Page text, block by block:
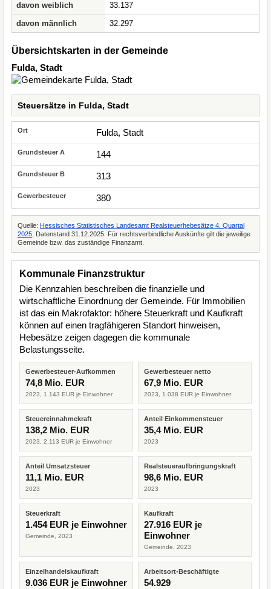
davon weiblich
33.137
davon männlich
32.297
Übersichtskarten in der Gemeinde
Fulda, Stadt
Steuersätze in Fulda, Stadt
Fulda, Stadt
144
313
380
Quelle: Hessisches Statistisches Landesamt Realsteuerhebesätze 4. Quartal
2025 , Datenstand 31.12.2025. Für rechtsverbindliche Auskünfte gilt die jeweilige
Gemeinde bzw. das zuständige Finanzamt.
Kommunale Finanzstruktur
Die Kennzahlen beschreiben die finanzielle und
wirtschaftliche Einordnung der Gemeinde. Für Immobilien
ist das ein Makrofaktor: höhere Steuerkraft und Kaufkraft
können auf einen tragfähigeren Standort hinweisen,
Hebesätze zeigen dagegen die kommunale
Belastungsseite.
Gewerbesteuer-Aufkommen
74,8 Mio. EUR
2023, 1.143 EUR je Einwohner
Gewerbesteuer netto
67,9 Mio. EUR
2023, 1.038 EUR je Einwohner
Steuereinnahmekraft
138,2 Mio. EUR
2023, 2.113 EUR je Einwohner
Anteil Einkommensteuer
35,4 Mio. EUR
2023
Anteil Umsatzsteuer
11,1 Mio. EUR
2023
Realsteueraufbringungskraft
98,6 Mio. EUR
2023
Steuerkraft
1.454 EUR je Einwohner
Gemeinde, 2023
Kaufkraft
27.916 EUR je
Einwohner
Gemeinde, 2023
Einzelhandelskaufkraft
9.036 EUR je Einwohner
Arbeitsort-Beschäftigte
54.929